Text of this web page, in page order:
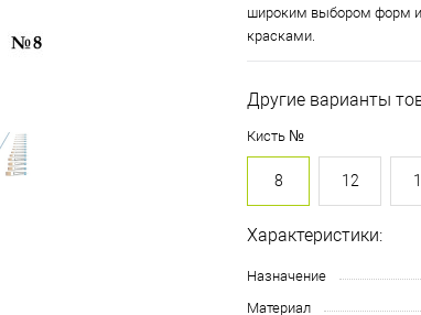
широким выбором форм и
красками.
Другие варианты
Кисть №
8 12
Характеристики:
Назначение
Материал